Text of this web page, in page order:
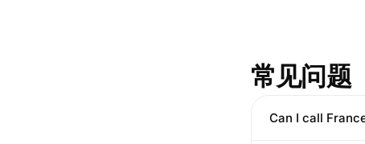
常见问题
Can I call